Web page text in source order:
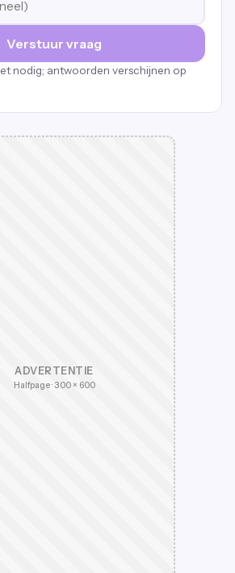
Verstuur vraag
nodig; antwoorden verschijnen op
ADVERTENTIE
Halfpage · 300 × 600